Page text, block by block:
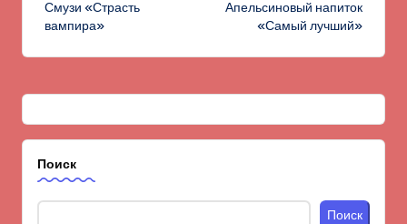
записи
Смузи «Страсть
вампира»
Апельсиновый напиток
«Самый лучший»
Поиск
Поиск